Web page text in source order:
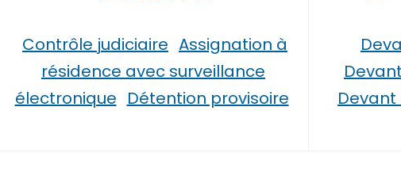
Contrôle judiciaire Assignation à
résidence avec surveillance
électronique Détention provisoire
Devant